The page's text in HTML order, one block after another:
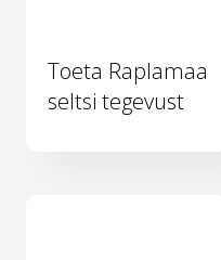
Toeta Raplamaa
seltsi tegevust